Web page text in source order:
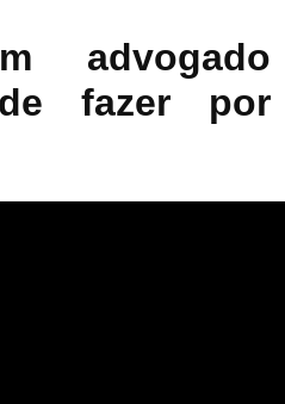
advogado
fazer por